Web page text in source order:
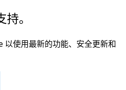
。
使用最新的功能、安全更新和